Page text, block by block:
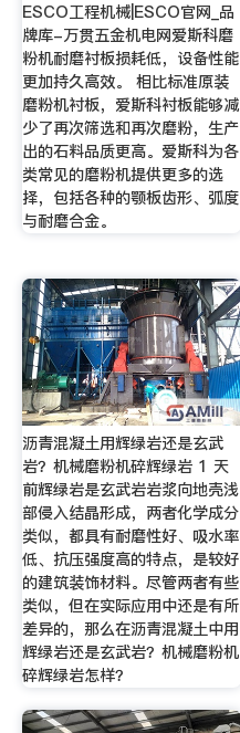
ESCO工程机械|ESCO官网_品
牌库-万贯五金机电网爱斯科磨
粉机耐磨衬板损耗低，设备性能
更加持久高效。 相比标准原装
磨粉机衬板，爱斯科衬板能够减
少了再次筛选和再次磨粉，生产
出的石料品质更高。爱斯科为各
类常见的磨粉机提供更多的选
择，包括各种的颚板齿形、弧度
与耐磨合金。
沥青混凝土用辉绿岩还是玄武
岩？机械磨粉机碎辉绿岩 1 天
前辉绿岩是玄武岩岩浆向地壳浅
部侵入结晶形成，两者化学成分
类似，都具有耐磨性好、吸水率
低、抗压强度高的特点，是较好
的建筑装饰材料。尽管两者有些
类似，但在实际应用中还是有所
差异的，那么在沥青混凝土中用
辉绿岩还是玄武岩？机械磨粉机
碎辉绿岩怎样？